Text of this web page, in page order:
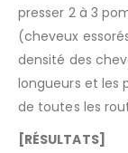
presser 2 à 3
(cheveux
densité des
longueurs et les
de toutes les
[RÉSULTATS]